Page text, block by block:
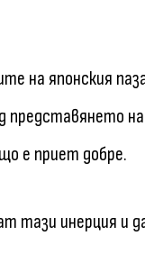
на японския
представянето
е приет добре.
тази инерция и